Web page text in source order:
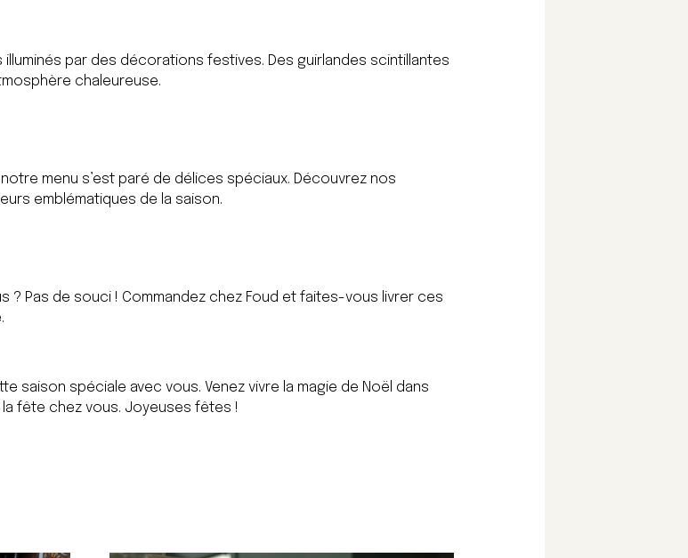
par des décorations festives. Des guirlandes scintillantes
chaleureuse.
menu s’est paré de délices spéciaux. Découvrez nos
emblématiques de la saison.
? Pas de souci ! Commandez chez Foud et faites-vous livrer ces
saison spéciale avec vous. Venez vivre la magie de Noël dans
fête chez vous. Joyeuses fêtes !